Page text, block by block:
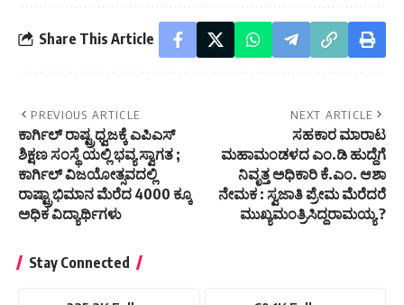
Share This Article
PREVIOUS ARTICLE
ಕಾರ್ಗಿಲ್ ರಾಷ್ಟ್ರಧ್ವಜಕ್ಕೆ ಎಪಿಎಸ್
ಶಿಕ್ಷಣ ಸಂಸ್ಥೆ ಯಲ್ಲಿ ಭವ್ಯ ಸ್ವಾಗತ ;
ಕಾರ್ಗಿಲ್ ವಿಜಯೋತ್ಸವದಲ್ಲಿ
ರಾಷ್ಟ್ರಾಭಿಮಾನ ಮೆರೆದ 4000 ಕ್ಕೂ
ಅಧಿಕ ವಿದ್ಯಾರ್ಥಿಗಳು
NEXT ARTICLE
ಸಹಕಾರ ಮಾರಾಟ
ಮಹಾಮಂಡಳದ ಎಂ.ಡಿ ಹುದ್ದೆಗೆ
ನಿವೃತ್ತ ಅಧಿಕಾರಿ ಕೆ.ಎಂ. ಆಶಾ
ನೇಮಕ : ಸ್ವಜಾತಿ ಪ್ರೇಮ ಮೆರೆದರೆ
ಮುಖ್ಯಮಂತ್ರಿಸಿದ್ದರಾಮಯ್ಯ ?
Stay Connected